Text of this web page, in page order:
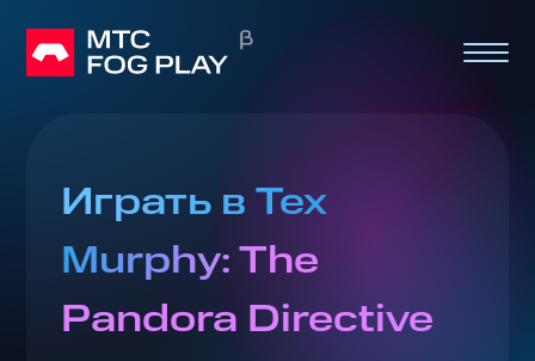
Играть в Tex
Murphy: The
Pandora Directive